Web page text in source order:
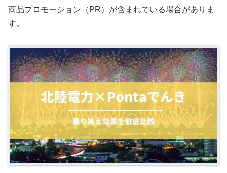
商品プロモーション（PR）が含まれている場合がありま
す。